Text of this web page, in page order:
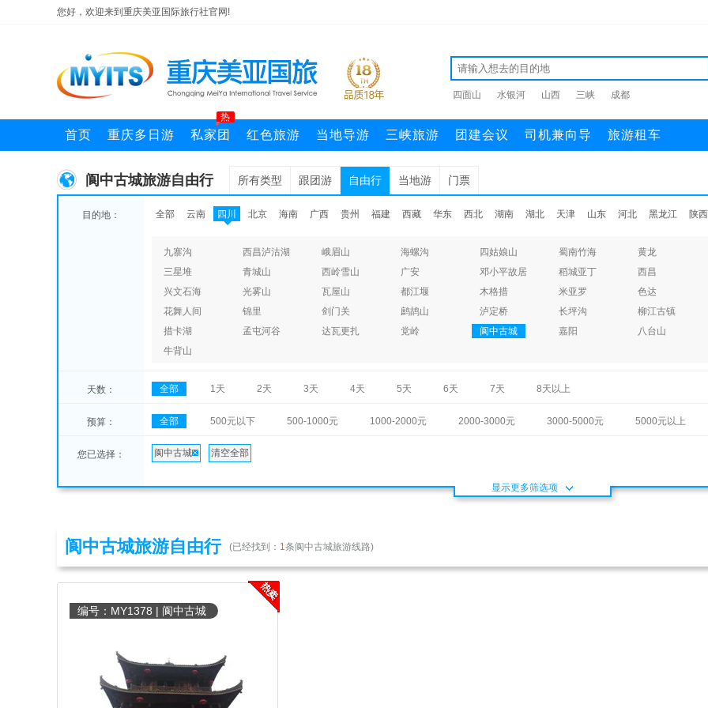
您好，欢迎来到重庆美亚国际旅行社官网!
四面山 水银河 山西 三峡 成都
首页 重庆多日游 私家团
热
红色旅游 当地导游 三峡旅游 团建会议 司机兼向导 旅游租车
阆中古城旅游自由行 所有类型 跟团游 自由行 当地游 门票
目的地： 全部 云南 四川 北京 海南 广西 贵州 福建 西藏 华东 西北 湖南 湖北 天津 山东 河北 黑龙江 陕西
九寨沟 西昌泸沽湖 峨眉山 海螺沟 四姑娘山 蜀南竹海 黄龙
三星堆
青城山 西岭雪山 广安 邓小平故居 稻城亚丁 西昌
兴文石海
光雾山 瓦屋山 都江堰 木格措 米亚罗 色达
花舞人间
锦里 剑门关 鹧鸪山 泸定桥 长坪沟 柳江古镇
措卡湖
孟屯河谷 达瓦更扎 党岭 阆中古城 嘉阳 八台山
牛背山
天数： 全部 1天 2天 3天 4天 5天 6天 7天 8天以上
预算： 全部 500元以下 500-1000元 1000-2000元 2000-3000元 3000-5000元 5000元以上
您已选择： 阆中古城 清空全部
显示更多筛选项
阆中古城旅游自由行 (已经找到： 1条阆中古城旅游线路)
编号：MY1378 | 阆中古城